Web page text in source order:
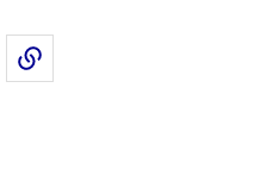
sur Linkedin
Partager sur Instagram